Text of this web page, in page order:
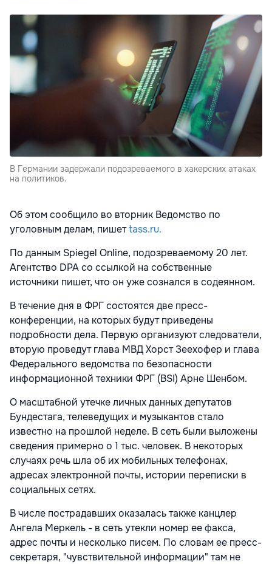
В Германии задержали подозреваемого в хакерских атаках
на политиков.
Об этом сообщило во вторник Ведомство по
уголовным делам, пишетtass.ru.
По данным Spiegel Online, подозреваемому 20 лет.
Агентство DPA со ссылкой на собственные
источники пишет, что он уже сознался в содеянном.
В течение дня в ФРГ состоятся две пресс-
конференции, на которых будут приведены
подробности дела. Первую организуют следователи,
вторую проведут глава МВД Хорст Зеехофер и глава
Федерального ведомства по безопасности
информационной техники ФРГ (BSI) Арне Шенбом.
О масштабной утечке личных данных депутатов
Бундестага, телеведущих и музыкантов стало
известно на прошлой неделе. В сеть были выложены
сведения примерно о 1 тыс. человек. В некоторых
случаях речь шла об их мобильных телефонах,
адресах электронной почты, истории переписки в
социальных сетях.
В числе пострадавших оказалась также канцлер
Ангела Меркель - в сеть утекли номер ее факса,
адрес почты и несколько писем. По словам ее пресс-
секретаря, "чувствительной информации" там не